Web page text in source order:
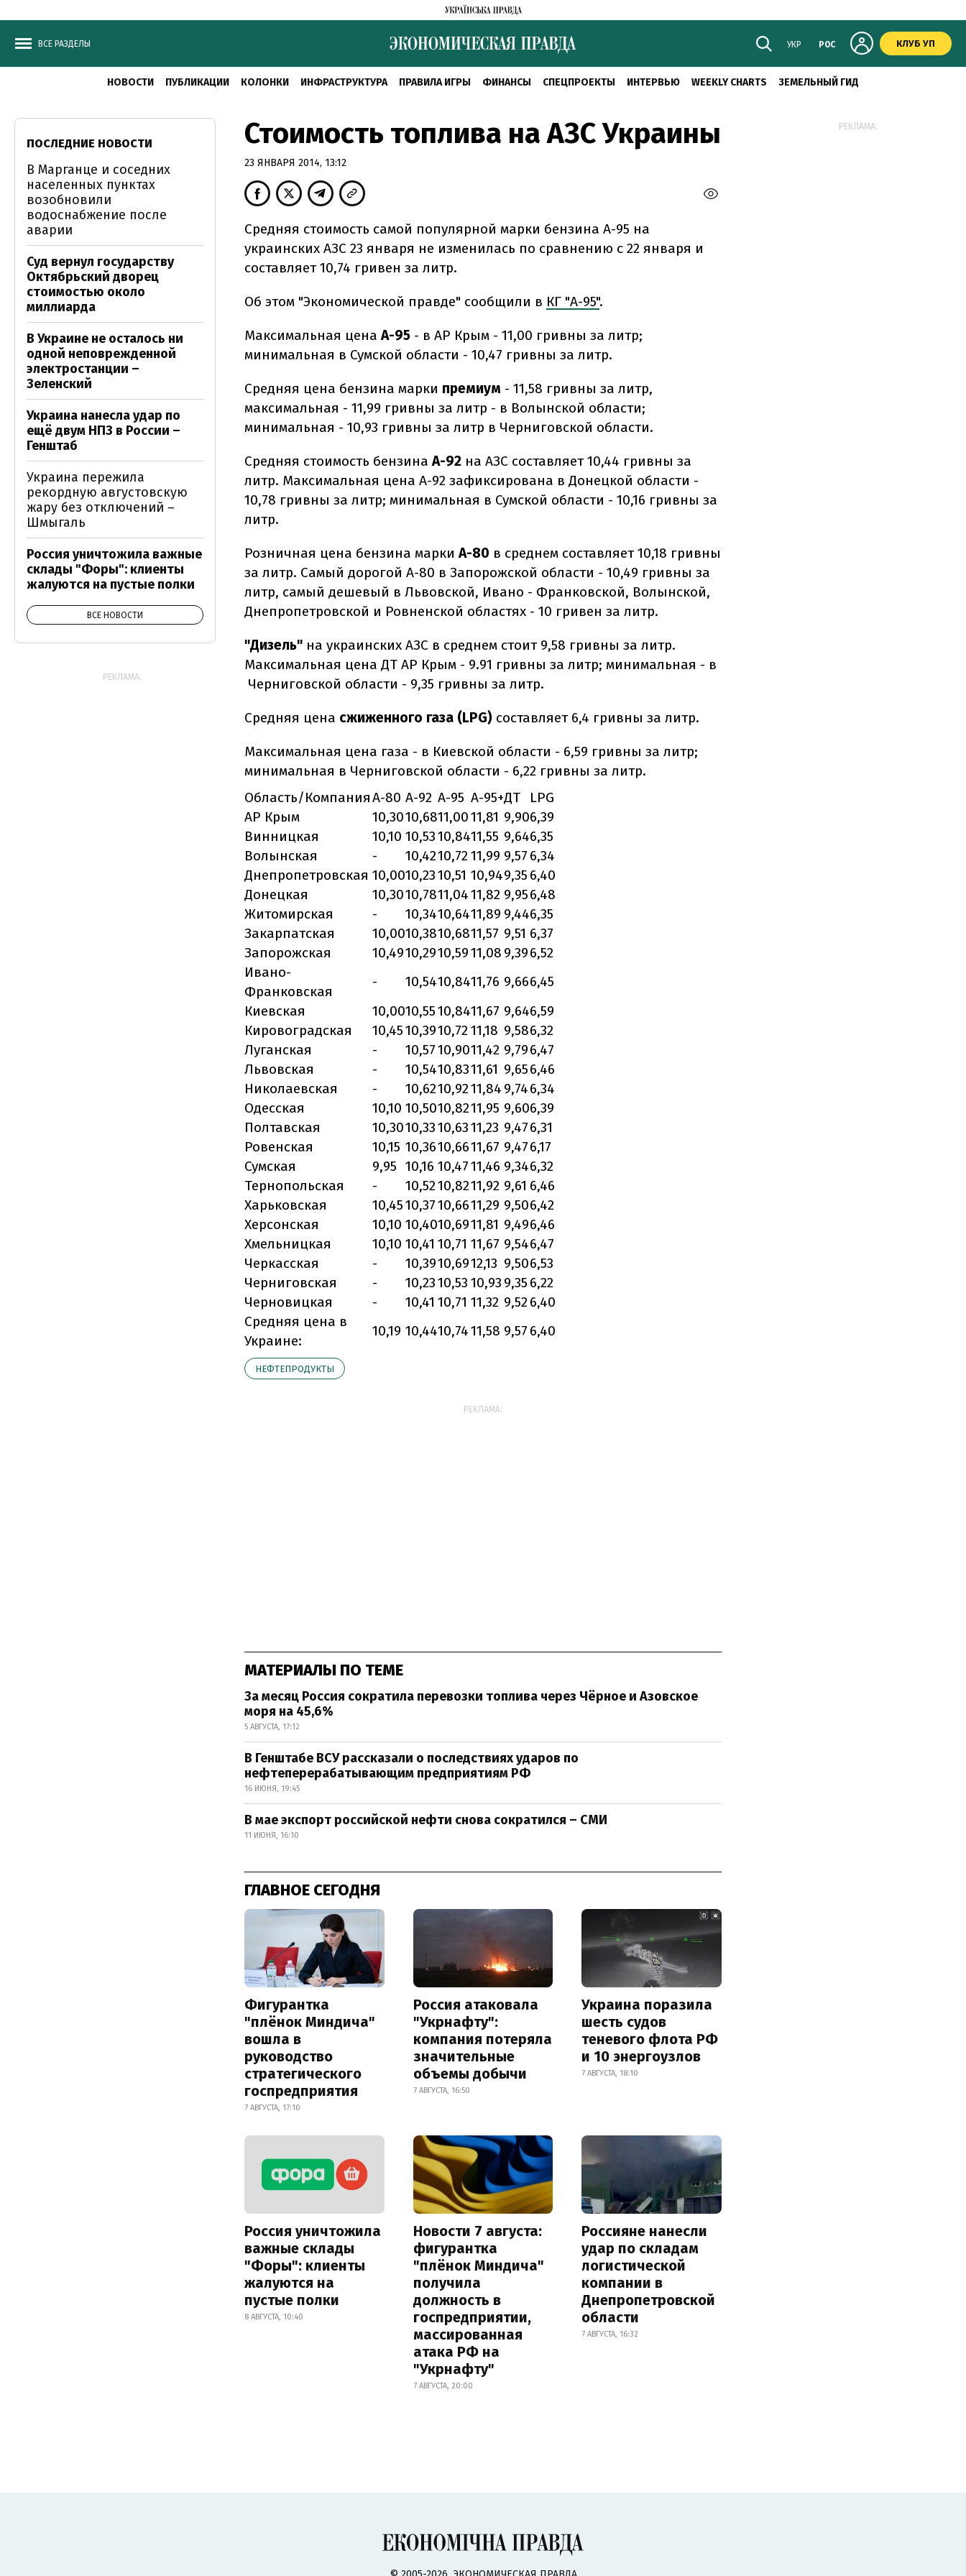
ВСЕ РАЗДЕЛЫ УКР РОС КЛУБ УП
НОВОСТИ ПУБЛИКАЦИИ КОЛОНКИ ИНФРАСТРУКТУРА ПРАВИЛА ИГРЫ ФИНАНСЫ СПЕЦПРОЕКТЫ ИНТЕРВЬЮ WEEKLY CHARTS ЗЕМЕЛЬНЫЙ ГИД
Стоимость топлива на АЗС Украины
23 ЯНВАРЯ 2014, 13:12
Средняя стоимость самой популярной марки бензина А-95 на
украинских АЗС 23 января не изменилась по сравнению с 22 января и
составляет 10,74 гривен за литр.
Об этом "Экономической правде" сообщили в КГ "А-95".
Максимальная ценаА-95 - в АР Крым - 11,00 гривны за литр;
минимальная в Сумской области - 10,47 гривны за литр.
Средняя цена бензина марки премиум - 11,58 гривны за литр,
максимальная - 11,99 гривны за литр - в Волынской области;
минимальная - 10,93 гривны за литр в Черниговской области.
Средняя стоимость бензинаА-92 на АЗС составляет 10,44 гривны за
литр. Максимальная цена А-92 зафиксирована в Донецкой области -
10,78 гривны за литр; минимальная в Сумской области - 10,16 гривны за
литр.
Розничная цена бензина маркиА-80 в среднем составляет 10,18 гривны
за литр. Самый дорогой А-80 в Запорожской области - 10,49 гривны за
литр, самый дешевый в Львовской, Ивано - Франковской, Волынской,
Днепропетровской и Ровненской областях - 10 гривен за литр.
"Дизель" на украинских АЗС в среднем стоит 9,58 гривны за литр.
Максимальная цена ДТ АР Крым - 9.91 гривны за литр; минимальная - в
Черниговской области - 9,35 гривны за литр.
Средняя цена сжиженного газа (LPG) составляет 6,4 гривны за литр.
Максимальная цена газа - в Киевской области - 6,59 гривны за литр;
минимальная в Черниговской области - 6,22 гривны за литр.
Область/КомпанияА-80 А-92 А-95 А-95+ДТ
LPG
АР Крым
10,3010,6811,0011,81 9,906,39
Винницкая
10,10 10,5310,8411,55 9,646,35
Волынская
- 10,4210,72 11,99 9,57 6,34
Днепропетровская 10,0010,2310,51 10,949,35 6,40
Донецкая
10,3010,7811,0411,82 9,956,48
Житомирская
- 10,3410,6411,89 9,446,35
Закарпатская
10,0010,3810,6811,57 9,51 6,37
Запорожская
10,4910,2910,5911,08 9,396,52
Ивано-
Франковская
- 10,5410,8411,76 9,666,45
Киевская
10,0010,5510,8411,67 9,646,59
Кировоградская
10,4510,3910,72 11,18 9,586,32
Луганская
- 10,5710,9011,42 9,796,47
Львовская
- 10,5410,8311,61 9,656,46
Николаевская
- 10,6210,9211,84 9,746,34
Одесская
10,10 10,5010,8211,95 9,606,39
Полтавская
10,3010,3310,6311,23 9,476,31
Ровенская
10,15 10,3610,6611,67 9,476,17
Сумская
9,95 10,16 10,4711,46 9,346,32
Тернопольская
- 10,5210,8211,92 9,61 6,46
Харьковская
10,4510,3710,6611,29 9,506,42
Херсонская
10,10 10,4010,6911,81 9,496,46
Хмельницкая
10,10 10,41 10,71 11,67 9,546,47
Черкасская
- 10,3910,6912,13 9,506,53
Черниговская
- 10,2310,53 10,93 9,35 6,22
Черновицкая
- 10,41 10,71 11,32 9,52 6,40
Средняя цена в
Украине:
10,19 10,4410,7411,58 9,57 6,40
НЕФТЕПРОДУКТЫ
РЕКЛАМА:
МАТЕРИАЛЫ ПО ТЕМЕ
За месяц Россия сократила перевозки топлива через Чёрное и Азовское
моря на 45,6%
5 АВГУСТА, 17:12
В Генштабе ВСУ рассказали о последствиях ударов по
нефтеперерабатывающим предприятиям РФ
16 ИЮНЯ, 19:45
В мае экспорт российской нефти снова сократился – СМИ
11 ИЮНЯ, 16:10
ГЛАВНОЕ СЕГОДНЯ
Фигурантка
"плёнок Миндича"
вошла в
руководство
стратегического
госпредприятия
7 АВГУСТА, 17:10
Россия атаковала
"Укрнафту":
компания потеряла
значительные
объемы добычи
7 АВГУСТА, 16:50
Украина поразила
шесть судов
теневого флота РФ
и 10 энергоузлов
7 АВГУСТА, 18:10
Россия уничтожила
важные склады
"Форы": клиенты
жалуются на
пустые полки
8 АВГУСТА, 10:40
Новости 7 августа:
фигурантка
"плёнок Миндича"
получила
должность в
госпредприятии,
массированная
атака РФ на
"Укрнафту"
7 АВГУСТА, 20:00
Россияне нанесли
удар по складам
логистической
компании в
Днепропетровской
области
7 АВГУСТА, 16:32
ПОСЛЕДНИЕ НОВОСТИ
В Марганце и соседних
населенных пунктах
возобновили
водоснабжение после
аварии
Суд вернул государству
Октябрьский дворец
стоимостью около
миллиарда
В Украине не осталось ни
одной неповрежденной
электростанции –
Зеленский
Украина нанесла удар по
ещё двум НПЗ в России –
Генштаб
Украина пережила
рекордную августовскую
жару без отключений –
Шмыгаль
Россия уничтожила важные
склады "Форы": клиенты
жалуются на пустые полки
ВСЕ НОВОСТИ
РЕКЛАМА:
РЕКЛАМА: